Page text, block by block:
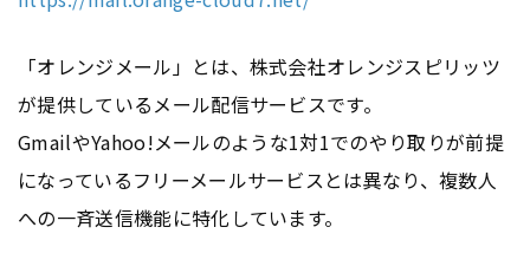
「オレンジメール」とは、株式会社オレンジスピリッツ
が提供しているメール配信サービスです。
GmailやYahoo!メールのような1対1でのやり取りが前提
になっているフリーメールサービスとは異なり、複数人
への一斉送信機能に特化しています。